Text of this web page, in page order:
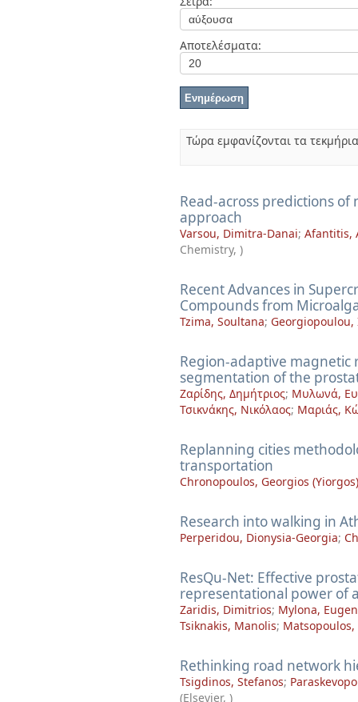
Αποτελέσματα:
Τώρα εμφανίζονται τα
Read-across predictions
approach
Varsou, Dimitra-Danai; Afantitis,
Chemistry, )
Recent Advances in
Compounds from
Tzima, Soultana;
Region-adaptive magnetic
segmentation of the
Ζαρίδης, Δημήτριος; Μυλωνά,
Τσικνάκης, Νικόλαος; Μαριάς,
Replanning cities
transportation
Chronopoulos, Georgios (Yiorgos)
Research into walking in
Perperidou, Dionysia-Georgia;
ResQu-Net: Effective
representational power of
Zaridis, Dimitrios; Mylona,
Tsiknakis, Manolis; Matsopoulos,
Rethinking road network
Tsigdinos, Stefanos;
(Elsevier, )